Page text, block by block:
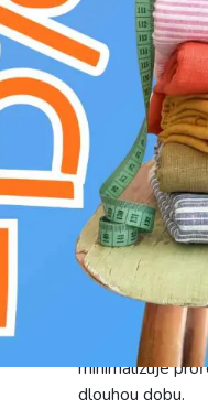
C nežehlit
d neprat
Objevte
oděvy. Její
sofistikovanosti.
sak a halenek,
výjimečnou
materiál
minimalizuje
dlouhou dobu.